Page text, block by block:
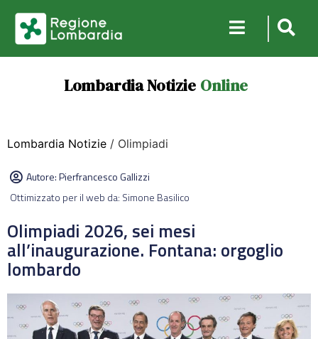
Lombardia Notizie Online
Lombardia Notizie / Olimpiadi
Autore:Pierfrancesco Gallizzi
Ottimizzato per il web da: Simone Basilico
Olimpiadi 2026, sei mesi
all’inaugurazione. Fontana: orgoglio
lombardo